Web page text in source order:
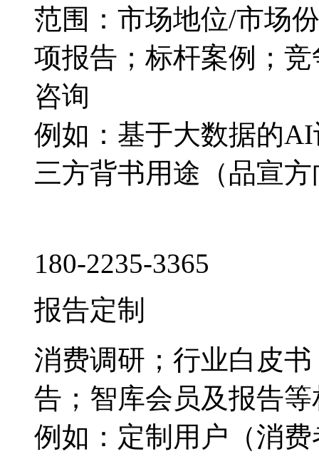
范围：市场地位/市场
项报告；标杆案例；
咨询
例如：基于大数据的
三方背书用途（品宣
180-2235-3365
报告定制
消费调研；行业白皮
告；智库会员及报告
例如：定制用户（消